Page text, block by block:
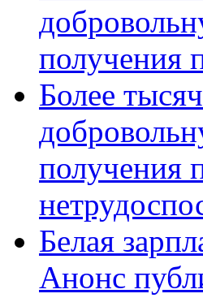
получения
Более
получения
Белая
Анонс